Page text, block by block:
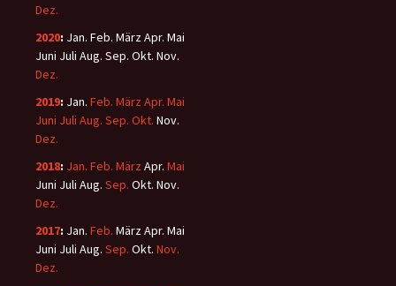
Dez.
2020: Jan. Feb. MärzApr. Mai
Juni Juli Aug. Sep. Okt. Nov.
Dez.
2019: Jan. Feb. März Apr. Mai
Juni Juli Aug. Sep. Okt. Nov.
Dez.
2018: Jan. Feb. März Apr. Mai
Juni Juli Aug. Sep. Okt. Nov.
Dez.
2017: Jan. Feb. MärzApr. Mai
Juni Juli Aug. Sep. Okt. Nov.
Dez.